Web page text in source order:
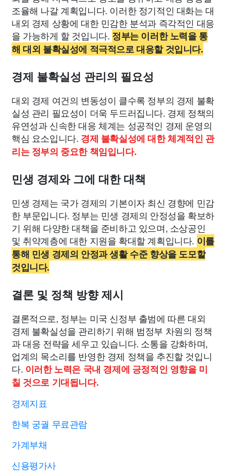
조율해 나갈 계획입니다. 이러한 정기적인 대화는 대
내외 경제 상황에 대한 민감한 분석과 즉각적인 대응
을 가능하게 할 것입니다. 정부는 이러한 노력을 통
해 대외 불확실성에 적극적으로 대응할 것입니다.
경제 불확실성 관리의 필요성
대외 경제 여건의 변동성이 클수록 정부의 경제 불확
실성 관리 필요성이 더욱 두드러집니다. 경제 정책의
유연성과 신속한 대응 체계는 성공적인 경제 운영의
핵심 요소입니다. 경제 불확실성에 대한 체계적인 관
리는 정부의 중요한 책임입니다.
민생 경제와 그에 대한 대책
민생 경제는 국가 경제의 기본이자 최신 경향에 민감
한 부문입니다. 정부는 민생 경제의 안정성을 확보하
기 위해 다양한 대책을 준비하고 있으며, 소상공인
및 취약계층에 대한 지원을 확대할 계획입니다. 이를
통해 민생 경제의 안정과 생활 수준 향상을 도모할
것입니다.
결론 및 정책 방향 제시
결론적으로, 정부는 미국 신정부 출범에 따른 대외
경제 불확실성을 관리하기 위해 범정부 차원의 정책
과 대응 전략을 세우고 있습니다. 소통을 강화하며,
업계의 목소리를 반영한 경제 정책을 추진할 것입니
다. 이러한 노력은 국내 경제에 긍정적인 영향을 미
칠 것으로 기대됩니다.
경제지표
한복 궁궐 무료관람
가계부채
신용평가사